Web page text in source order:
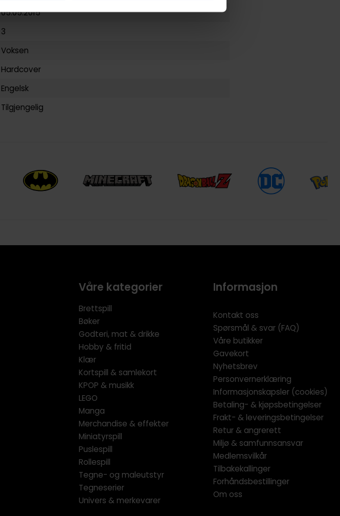
05.05.2015
3
Voksen
Hardcover
Engelsk
Tilgjengelig
Våre kategorier
Brettspill
Bøker
Godteri, mat & drikke
Hobby & fritid
Klær
Kortspill & samlekort
KPOP & musikk
LEGO
Manga
Merchandise & effekter
Miniatyrspill
Puslespill
Rollespill
Tegne- og maleutstyr
Tegneserier
Univers & merkevarer
Informasjon
Kontakt oss
Spørsmål & svar (FAQ)
Våre butikker
Gavekort
Nyhetsbrev
Personvernerklæring
Informasjonskapsler (cookies)
Betaling- & kjøpsbetingelser
Frakt- & leveringsbetingelser
Retur & angrerett
Miljø & samfunnsansvar
Medlemsvilkår
Tilbakekallinger
Forhåndsbestillinger
Om oss